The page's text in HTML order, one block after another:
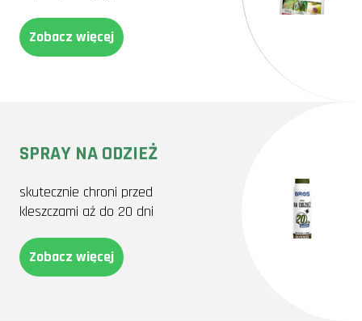
Zobacz więcej
SPRAY NA ODZIEŻ
skutecznie chroni przed
kleszczami aż do 20 dni
Zobacz więcej